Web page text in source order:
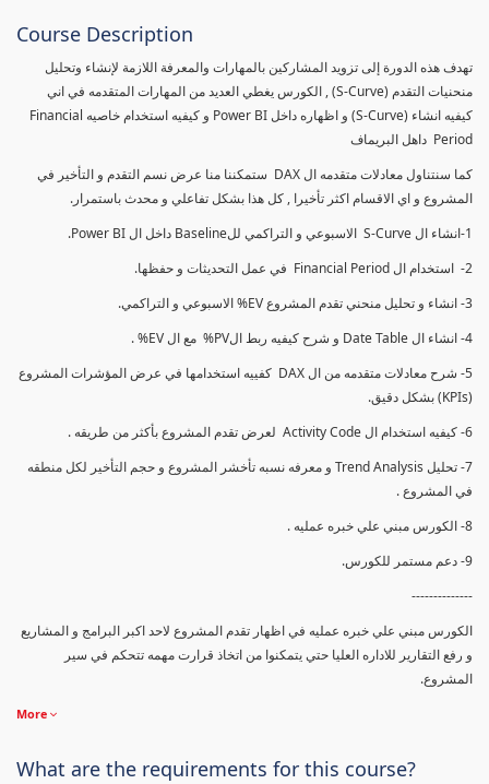
Course Description
تهدف هذه الدورة إلى تزويد المشاركين بالمهارات والمعرفة اللازمة لإنشاء وتحليل
منحنيات التقدم (S-Curve) , الكورس يغطي العديد من المهارات المتقدمه في اني
كيفيه انشاء (S-Curve) و اظهاره داخل Power BI و كيفيه استخدام خاصيه Financial
Period داهل البريماف
كما سنتناول معادلات متقدمه ال DAX ستمكننا منا عرض نسم التقدم و التأخير في
المشروع و اي الاقسام اكثر تأخيرا , كل هذا بشكل تفاعلي و محدث باستمرار.
1-انشاء ال S-Curve الاسبوعي و التراكمي للBaseline داخل ال Power BI.
2- استخدام ال Financial Period في عمل التحديثات و حفظها.
3- انشاء و تحليل منحني تقدم المشروع EV% الاسبوعي و التراكمي.
4- انشاء ال Date Table و شرح كيفيه ربط الPV% مع ال EV% .
5- شرح معادلات متقدمه من ال DAX كفييه استخدامها في عرض المؤشرات المشروع
(KPIs) بشكل دقيق.
6- كيفيه استخدام ال Activity Code لعرض تقدم المشروع بأكثر من طريقه .
7- تحليل Trend Analysis و معرفه نسبه تأخشر المشروع و حجم التأخير لكل منطقه
في المشروع .
8- الكورس مبني علي خبره عمليه .
9- دعم مستمر للكورس.
--------------
الكورس مبني علي خبره عمليه في اظهار تقدم المشروع لاحد اكبر البرامج و المشاريع
و رفع التقارير للاداره العليا حتي يتمكنوا من اتخاذ قرارت مهمه تتحكم في سير
المشروع.
More
What are the requirements for this course?